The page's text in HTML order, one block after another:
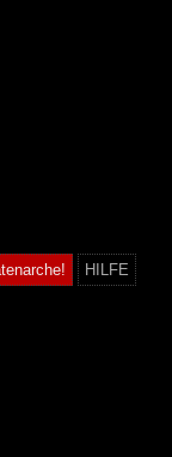
HILFE